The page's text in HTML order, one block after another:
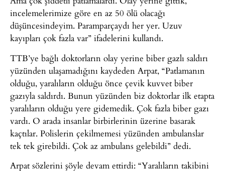
incelemelerimize göre en az 50 ölü olacağı
düşüncesindeyim. Paramparçaydı her yer. Uzuv
kayıpları çok fazla var” ifadelerini kullandı.
TTB’ye bağlı doktorların olay yerine biber gazlı saldırı
yüzünden ulaşamadığını kaydeden Arpat, “Patlamanın
olduğu, yaralıların olduğu önce çevik kuvvet biber
gazıyla saldırdı. Bunun yüzünden biz doktorlar ilk etapta
yaralıların olduğu yere gidemedik. Çok fazla biber gazı
vardı. O arada insanlar birbirlerinin üzerine basarak
kaçtılar. Polislerin çekilmemesi yüzünden ambulanslar
tek tek girebildi. Çok az ambulans gelebildi” dedi.
Arpat sözlerini şöyle devam ettirdi: “Yaralıların takibini